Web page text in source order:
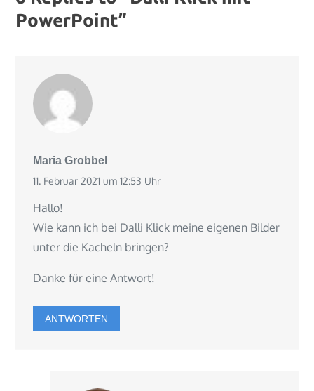
PowerPoint”
Maria Grobbel
11. Februar 2021 um 12:53 Uhr
Hallo!
Wie kann ich bei Dalli Klick meine eigenen Bilder
unter die Kacheln bringen?
Danke für eine Antwort!
ANTWORTEN